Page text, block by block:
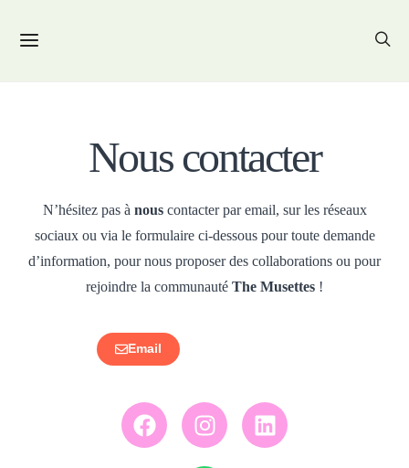
Nous contacter
N’hésitez pas à nouscontacter par email, sur les réseaux
sociaux ou via le formulaire ci-dessous pour toute demande
d’information, pour nous proposer des collaborations ou pour
rejoindre la communauté The Musettes !
Email